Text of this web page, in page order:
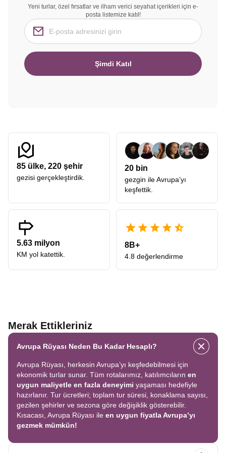
Yeni turlar, özel fırsatlar ve ilham verici seyahat içerikleri için e-
posta listemize katıl!
Şimdi Katıl
85 ülke, 220 şehir
gezisi gerçekleştirdik.
20 bin
gezgin ile Avrupa’yı
keşfettik.
5.63 milyon
KM yol katettik.
8B+
4.8 değerlendirme
Merak Ettikleriniz
Avrupa Rüyası Neden Bu Kadar Hesaplı?
Avrupa Rüyası, herkesin Avrupa’yı keşfedebilmesi için
ekonomik turlar sunar. Tüm rotalarımız, katılımcıların en
uygun maliyetle en fazla deneyimi yaşaması hedefiyle
hazırlanır. Tur ücretleri; toplam tur süresi, konaklama sayısı,
gezilen şehirler ve sezona göre değişiklik gösterebilir.
Kısacası, Avrupa Rüyası ile en uygun fiyatla Avrupa’yı
gezmek mümkün!